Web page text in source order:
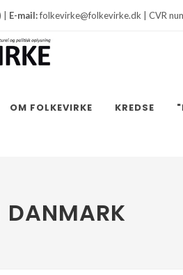
| E-mail:folkevirke@folkevirke.dk | CVR
OM FOLKEVIRKE KREDSE
DANMARK